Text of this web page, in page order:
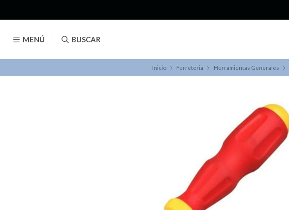
MENÚ BUSCAR
Inicio Ferreteria Herramientas Generales